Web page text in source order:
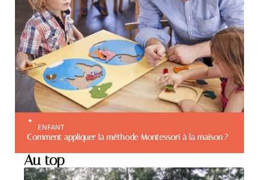
ENFANT
Comment appliquer la méthode Montessori à la maison ?
Au top